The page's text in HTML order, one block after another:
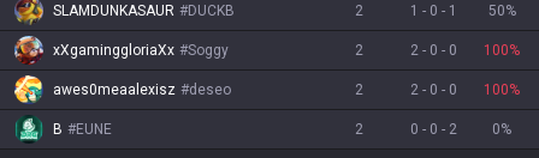
SLAMDUNKASAUR #DUCKB 2 1 - 0 - 1 50%
xXgaminggloriaXx #Soggy 2 2 - 0 - 0 100%
awes0meaalexisz #deseo 2 2 - 0 - 0 100%
B #EUNE 2 0 - 0 - 2 0%